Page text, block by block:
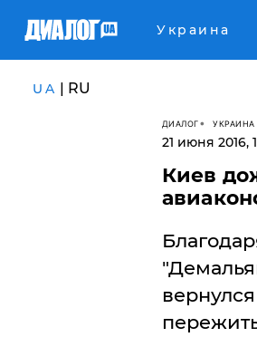
Украина
UA | RU
ДИАЛОГ УКРАИНА
21 июня 2016,
Киев